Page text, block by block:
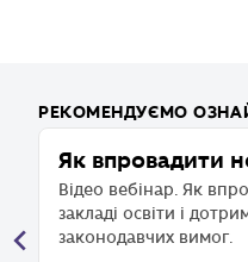
РЕКОМЕНДУЄМО
Як впровадити
Відео вебінар. Як
закладі освіти і
законодавчих вимог.